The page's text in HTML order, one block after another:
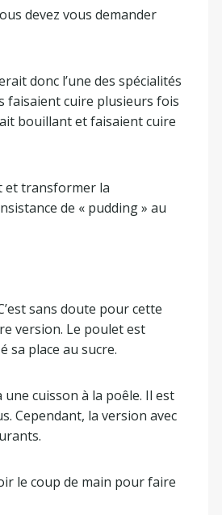
devez vous demander
donc l’une des spécialités
faisaient cuire plusieurs fois
bouillant et faisaient cuire
et transformer la
de « pudding » au
sans doute pour cette
version. Le poulet est
sa place au sucre.
cuisson à la poêle. Il est
Cependant, la version avec
le coup de main pour faire